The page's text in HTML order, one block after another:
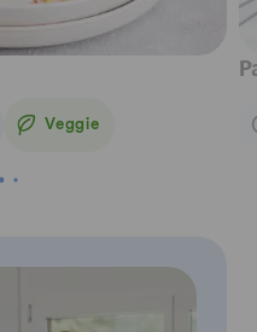
Veggie
Veggie